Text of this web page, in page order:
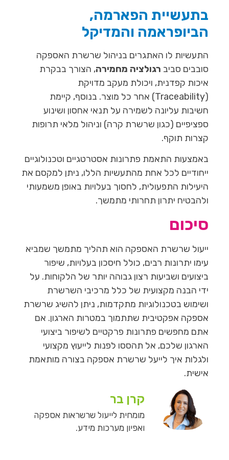
בתעשיית הפארמה,
הביופראמה והמדיקל
התעשיות לו האתגרים בניהול שרשרת האספקה
סובבים סביב רגולציה מחמירה, הצורך בבקרת
איכות קפדנית, ויכולת מעקב מדויקת
(Traceability) אחר כל מוצר. בנוסף, קיימת
חשיבות עליונה לשמירה על תנאי אחסון ושינוע
ספציפיים (כגון שרשרת קרה) וניהול מלאי תרופות
קצרות תוקף.
באמצעות התאמת פתרונות אסטרטגיים וטכנולוגיים
ייחודיים לכל אחת מהתעשיות הללו, ניתן למקסם את
היעילות התפעולית, לחסוך בעלויות באופן משמעותי
ולהבטיח יתרון תחרותי מתמשך.
סיכום
ייעול שרשרת האספקה הוא תהליך מתמשך שמביא
עימו יתרונות רבים, כולל חיסכון בעלויות, שיפור
ביצועים ושביעות רצון גבוהה יותר של הלקוחות. על
ידי הבנה מקצועית של כלל מרכיבי השרשרת
ושימוש בטכנולוגיות מתקדמות, ניתן להשיג שרשרת
אספקה אפקטיבית שתתמוך במטרות הארגון. אם
אתם מחפשים פתרונות פרקטיים לשיפור ביצועי
הארגון שלכם, אל תהססו לפנות לייעוץ מקצועי
ולגלות איך לייעל שרשרת אספקה בצורה מותאמת
אישית.
קרן בר
מומחית לייעול שרשראות אספקה
ואפיון מערכות מידע.